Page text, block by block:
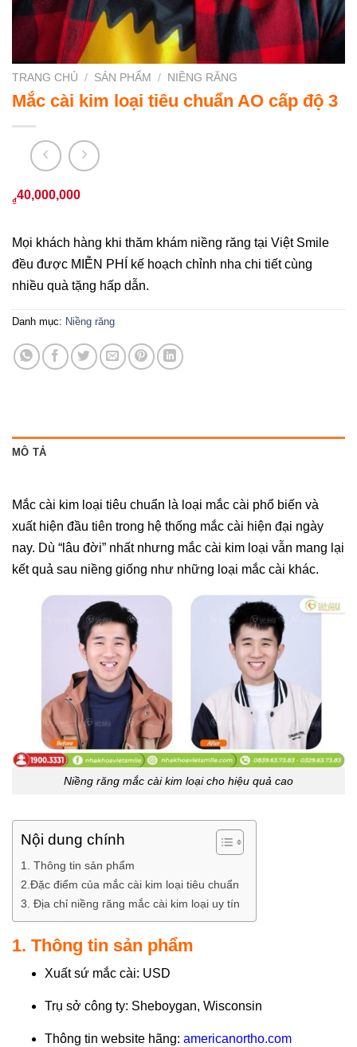
TRANG CHỦ / SẢN PHẨM / NIỀNG RĂNG
Mắc cài kim loại tiêu chuẩn AO cấp độ 3
₫40,000,000
Mọi khách hàng khi thăm khám niềng răng tại Việt Smile
đều được MIỄN PHÍ kế hoạch chỉnh nha chi tiết cùng
nhiều quà tặng hấp dẫn.
Danh mục: Niềng răng
MÔ TẢ
Mắc cài kim loại tiêu chuẩn là loại mắc cài phổ biến và
xuất hiện đầu tiên trong hệ thống mắc cài hiện đại ngày
nay. Dù “lâu đời” nhất nhưng mắc cài kim loại vẫn mang lại
kết quả sau niềng giống như những loại mắc cài khác.
Niềng răng mắc cài kim loại cho hiệu quả cao
Nội dung chính
1. Thông tin sản phẩm
2.Đặc điểm của mắc cài kim loại tiêu chuẩn
3. Địa chỉ niềng răng mắc cài kim loại uy tín
1. Thông tin sản phẩm
Xuất sứ mắc cài: USD
Trụ sở công ty: Sheboygan, Wisconsin
Thông tin website hãng: americanortho.com